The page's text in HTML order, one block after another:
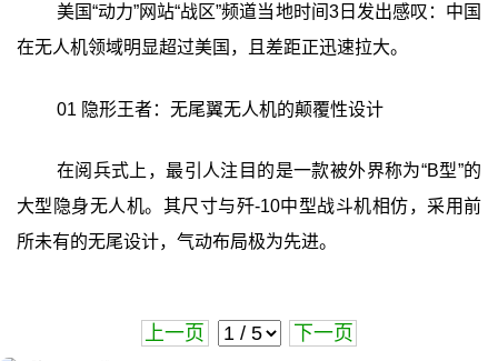
美国“动力”网站“战区”频道当地时间3日发出感叹：中国
在无人机领域明显超过美国，且差距正迅速拉大。
01 隐形王者：无尾翼无人机的颠覆性设计
在阅兵式上，最引人注目的是一款被外界称为“B型”的
大型隐身无人机。其尺寸与歼-10中型战斗机相仿，采用前
所未有的无尾设计，气动布局极为先进。
上一页 下一页